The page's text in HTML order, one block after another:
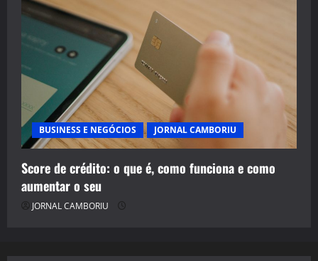
BUSINESS E NEGÓCIOS JORNAL CAMBORIU
Score de crédito: o que é, como funciona e como
aumentar o seu
JORNAL CAMBORIU